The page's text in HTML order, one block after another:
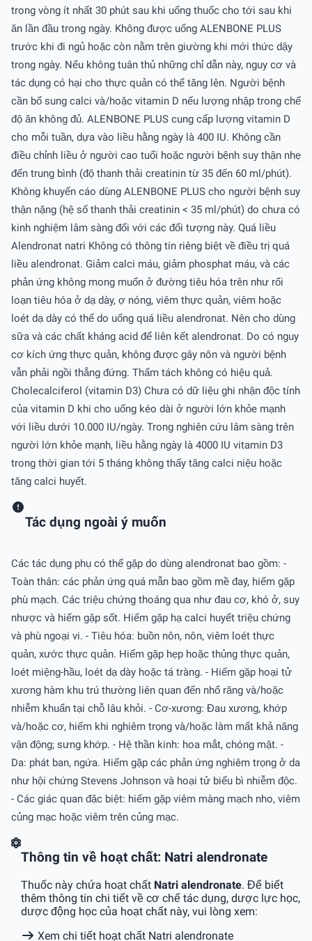
trong vòng ít nhất 30 phút sau khi uống thuốc cho tới sau khi
ăn lần đầu trong ngày. Không được uống ALENBONE PLUS
trước khi đi ngủ hoặc còn nằm trên giường khi mới thức dậy
trong ngày. Nếu không tuân thủ những chỉ dẫn này, nguy cơ và
tác dụng có hại cho thực quản có thể tăng lên. Người bệnh
cần bổ sung calci và/hoặc vitamin D nếu lượng nhập trong chế
độ ăn không đủ. ALENBONE PLUS cung cấp lượng vitamin D
cho mỗi tuần, dựa vào liều hằng ngày là 400 IU. Không cần
điều chỉnh liều ở người cao tuổi hoặc người bệnh suy thận nhẹ
đến trung bình (độ thanh thải creatinin từ 35 đến 60 ml/phút).
Không khuyến cáo dùng ALENBONE PLUS cho người bệnh suy
thận nặng (hệ số thanh thải creatinin < 35 ml/phút) do chưa có
kinh nghiệm lâm sàng đối với các đối tượng này. Quá liều
Alendronat natri Không có thông tin riêng biệt về điều trị quá
liều alendronat. Giảm calci máu, giảm phosphat máu, và các
phản ứng không mong muốn ở đường tiêu hóa trên như rối
loạn tiêu hóa ở dạ dày, ợ nóng, viêm thực quản, viêm hoặc
loét dạ dày có thể do uống quá liều alendronat. Nên cho dùng
sữa và các chất kháng acid để liên kết alendronat. Do có nguy
cơ kích ứng thực quản, không được gây nôn và người bệnh
vẫn phải ngồi thẳng đứng. Thẩm tách không có hiệu quả.
Cholecalciferol (vitamin D3) Chưa có dữ liệu ghi nhận độc tính
của vitamin D khi cho uống kéo dài ở người lớn khỏe mạnh
với liều dưới 10.000 IU/ngày. Trong nghiên cứu lâm sàng trên
người lớn khỏe mạnh, liều hằng ngày là 4000 IU vitamin D3
trong thời gian tới 5 tháng không thấy tăng calci niệu hoặc
tăng calci huyết.
Tác dụng ngoài ý muốn
Các tác dụng phụ có thể gặp do dùng alendronat bao gồm: -
Toàn thân: các phản ứng quá mẫn bao gồm mề đay, hiếm gặp
phù mạch. Các triệu chứng thoáng qua như đau cơ, khó ở, suy
nhược và hiếm gặp sốt. Hiếm gặp hạ calci huyết triệu chứng
và phù ngoại vi. - Tiêu hóa: buồn nôn, nôn, viêm loét thực
quản, xước thực quản. Hiếm gặp hẹp hoặc thủng thực quản,
loét miệng-hầu, loét dạ dày hoặc tá tràng. - Hiếm gặp hoại tử
xương hàm khu trú thường liên quan đến nhổ răng và/hoặc
nhiễm khuẩn tại chỗ lâu khỏi. - Cơ-xương: Đau xương, khớp
và/hoặc cơ, hiếm khi nghiêm trọng và/hoặc làm mất khả năng
vận động; sưng khớp. - Hệ thần kinh: hoa mắt, chóng mặt. -
Da: phát ban, ngứa. Hiếm gặp các phản ứng nghiêm trọng ở da
như hội chứng Stevens Johnson và hoại tử biểu bì nhiễm độc.
- Các giác quan đặc biệt: hiếm gặp viêm màng mạch nho, viêm
củng mạc hoặc viêm trên củng mạc.
Thông tin về hoạt chất: Natri alendronate
Thuốc này chứa hoạt chất Natri alendronate. Để biết
thêm thông tin chi tiết về cơ chế tác dụng, dược lực học,
dược động học của hoạt chất này, vui lòng xem:
Xem chi tiết hoạt chất Natri alendronate